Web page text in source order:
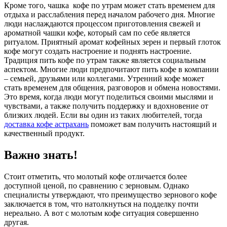
Кроме того, чашка кофе по утрам может стать временем для
отдыха и расслабления перед началом рабочего дня. Многие
люди наслаждаются процессом приготовления свежей и
ароматной чашки кофе, который сам по себе является
ритуалом. Приятный аромат кофейных зерен и первый глоток
кофе могут создать настроение и поднять настроение.
Традиция пить кофе по утрам также является социальным
аспектом. Многие люди предпочитают пить кофе в компании
– семьей, друзьями или коллегами. Утренний кофе может
стать временем для общения, разговоров и обмена новостями.
Это время, когда люди могут поделиться своими мыслями и
чувствами, а также получить поддержку и вдохновение от
близких людей. Если вы один из таких любителей, тогда
доставка кофе астрахань поможет вам получить настоящий и
качественный продукт.
Важно знать!
Стоит отметить, что молотый кофе отличается более
доступной ценой, по сравнению с зерновым. Однако
специалисты утверждают, что преимущество зернового кофе
заключается в том, что натолкнуться на подделку почти
нереально. А вот с молотым кофе ситуация совершенно
другая.